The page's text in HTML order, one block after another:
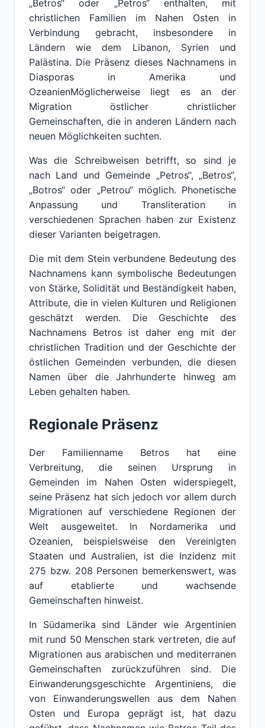
„Betros“ oder „Petros“ enthalten, mit
christlichen Familien im Nahen Osten in
Verbindung gebracht, insbesondere in
Ländern wie dem Libanon, Syrien und
Palästina. Die Präsenz dieses Nachnamens in
Diasporas in Amerika und
OzeanienMöglicherweise liegt es an der
Migration östlicher christlicher
Gemeinschaften, die in anderen Ländern nach
neuen Möglichkeiten suchten.
Was die Schreibweisen betrifft, so sind je
nach Land und Gemeinde „Petros“, „Betros“,
„Botros“ oder „Petrou“ möglich. Phonetische
Anpassung und Transliteration in
verschiedenen Sprachen haben zur Existenz
dieser Varianten beigetragen.
Die mit dem Stein verbundene Bedeutung des
Nachnamens kann symbolische Bedeutungen
von Stärke, Solidität und Beständigkeit haben,
Attribute, die in vielen Kulturen und Religionen
geschätzt werden. Die Geschichte des
Nachnamens Betros ist daher eng mit der
christlichen Tradition und der Geschichte der
östlichen Gemeinden verbunden, die diesen
Namen über die Jahrhunderte hinweg am
Leben gehalten haben.
Regionale Präsenz
Der Familienname Betros hat eine
Verbreitung, die seinen Ursprung in
Gemeinden im Nahen Osten widerspiegelt,
seine Präsenz hat sich jedoch vor allem durch
Migrationen auf verschiedene Regionen der
Welt ausgeweitet. In Nordamerika und
Ozeanien, beispielsweise den Vereinigten
Staaten und Australien, ist die Inzidenz mit
275 bzw. 208 Personen bemerkenswert, was
auf etablierte und wachsende
Gemeinschaften hinweist.
In Südamerika sind Länder wie Argentinien
mit rund 50 Menschen stark vertreten, die auf
Migrationen aus arabischen und mediterranen
Gemeinschaften zurückzuführen sind. Die
Einwanderungsgeschichte Argentiniens, die
von Einwanderungswellen aus dem Nahen
Osten und Europa geprägt ist, hat dazu